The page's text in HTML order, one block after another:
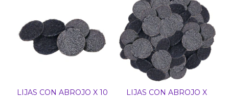
LIJAS CON ABROJO X 10
LIJAS CON ABROJO X